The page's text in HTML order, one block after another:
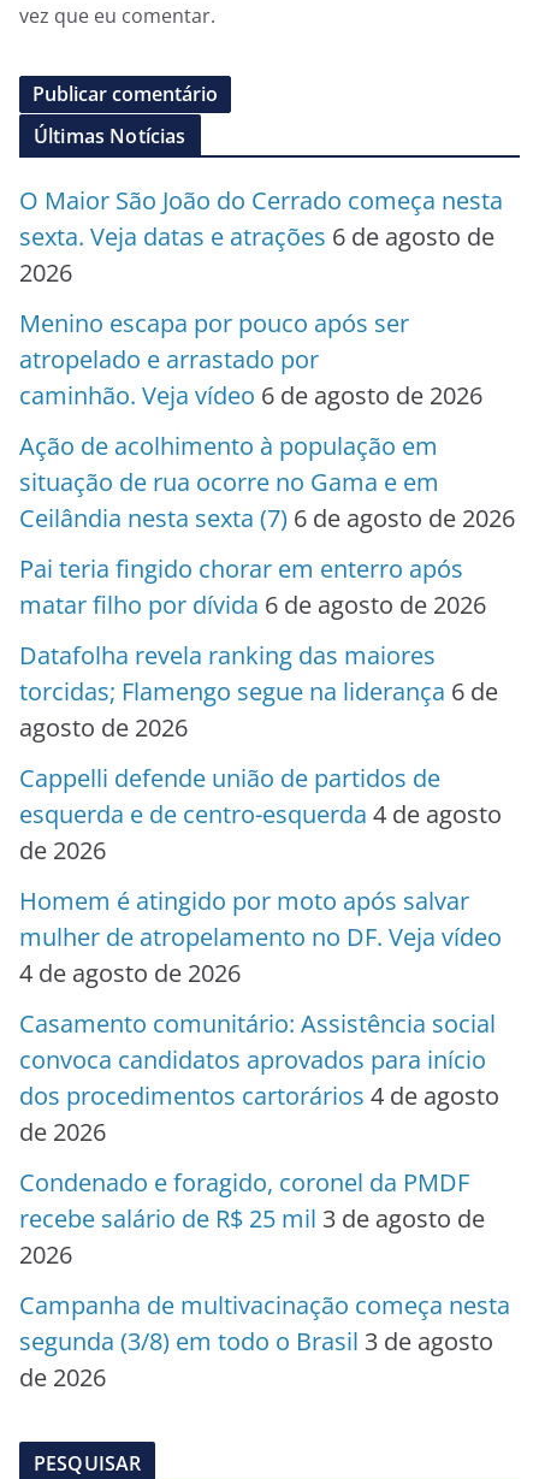
vez que eu comentar.
Últimas Notícias
O Maior São João do Cerrado começa nesta
sexta. Veja datas e atrações 6 de agosto de
2026
Menino escapa por pouco após ser
atropelado e arrastado por
caminhão. Veja vídeo 6 de agosto de 2026
Ação de acolhimento à população em
situação de rua ocorre no Gama e em
Ceilândia nesta sexta (7) 6 de agosto de 2026
Pai teria fingido chorar em enterro após
matar filho por dívida 6 de agosto de 2026
Datafolha revela ranking das maiores
torcidas; Flamengo segue na liderança 6 de
agosto de 2026
Cappelli defende união de partidos de
esquerda e de centro-esquerda 4 de agosto
de 2026
Homem é atingido por moto após salvar
mulher de atropelamento no DF. Veja vídeo
4 de agosto de 2026
Casamento comunitário: Assistência social
convoca candidatos aprovados para início
dos procedimentos cartorários 4 de agosto
de 2026
Condenado e foragido, coronel da PMDF
recebe salário de R$ 25 mil 3 de agosto de
2026
Campanha de multivacinação começa nesta
segunda (3/8) em todo o Brasil 3 de agosto
de 2026
PESQUISAR